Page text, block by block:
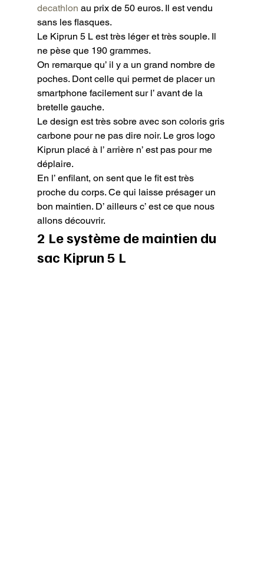
decathlon au prix de 50 euros. Il est vendu
sans les flasques.
Le Kiprun 5 L est très léger et très souple. Il
ne pèse que 190 grammes.
On remarque qu’ il y a un grand nombre de
poches. Dont celle qui permet de placer un
smartphone facilement sur l’ avant de la
bretelle gauche.
Le design est très sobre avec son coloris gris
carbone pour ne pas dire noir. Le gros logo
Kiprun placé à l’ arrière n’ est pas pour me
déplaire.
En l’ enfilant, on sent que le fit est très
proche du corps. Ce qui laisse présager un
bon maintien. D’ ailleurs c’ est ce que nous
allons découvrir.
2 Le système de maintien du
sac Kiprun 5 L